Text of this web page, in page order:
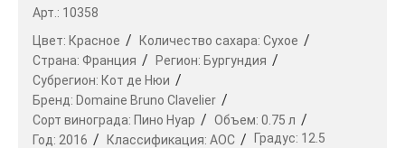
Арт.: 10358
Цвет: Красное Количество сахара: Сухое
Страна: Франция Регион: Бургундия
Субрегион: Кот де Нюи
Бренд: Domaine Bruno Clavelier
Сорт винограда: Пино Нуар Объем: 0.75 л
Год: 2016 Классификация: AOC Градус: 12.5